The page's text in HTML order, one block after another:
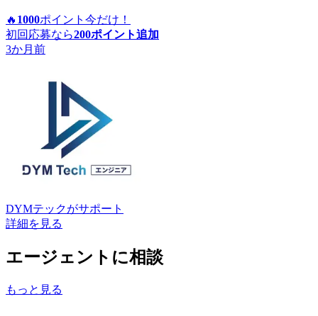
🔥 1000ポイント 今だけ！
初回応募なら200ポイント追加
3か月前
DYMテックがサポート
詳細を見る
エージェントに相談
もっと見る